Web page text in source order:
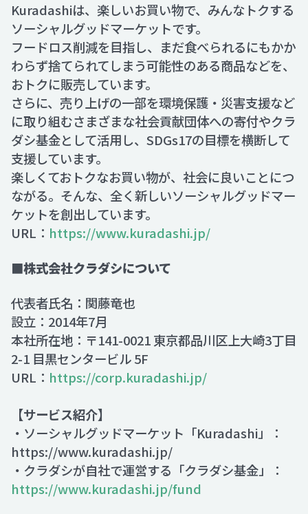
Kuradashiは、楽しいお買い物で、みんなトクする
ソーシャルグッドマーケットです。
フードロス削減を目指し、まだ食べられるにもかか
わらず捨てられてしまう可能性のある商品などを、
おトクに販売しています。
さらに、売り上げの一部を環境保護・災害支援など
に取り組むさまざまな社会貢献団体への寄付やクラ
ダシ基金として活用し、SDGs17の目標を横断して
支援しています。
楽しくておトクなお買い物が、社会に良いことにつ
ながる。そんな、全く新しいソーシャルグッドマー
ケットを創出しています。
URL： https://www.kuradashi.jp/
■株式会社クラダシについて
代表者氏名：関藤竜也
設立：2014年7月
本社所在地：〒141-0021 東京都品川区上大崎3丁目
2-1 目黒センタービル 5F
URL： https://corp.kuradashi.jp/
【サービス紹介】
・ソーシャルグッドマーケット「Kuradashi」：
https://www.kuradashi.jp/
・クラダシが自社で運営する「クラダシ基金」：
https://www.kuradashi.jp/fund